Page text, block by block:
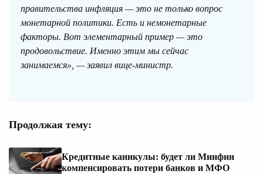
правительства инфляция — это не только вопрос
монетарной политики. Есть и немонетарные
факторы. Вот элементарный пример — это
продовольствие. Именно этим мы сейчас
занимаемся», — заявил вице-министр.
Продолжая тему:
Кредитные каникулы: будет ли Минфин
компенсировать потери банков и МФО